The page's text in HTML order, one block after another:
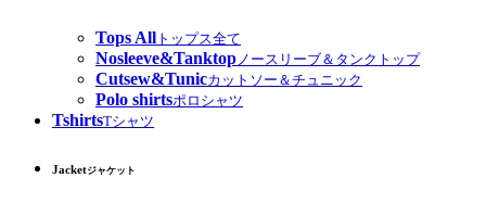
Tops All トップス全て
Nosleeve&Tanktop ノースリーブ＆タンクトップ
Cutsew&Tunicカットソー＆チュニック
Polo shirtsポロシャツ
TshirtsTシャツ
Jacketジャケット